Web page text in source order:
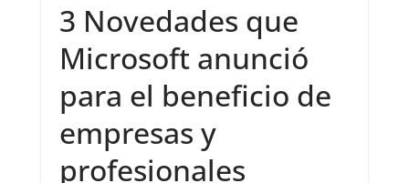
3 Novedades que
Microsoft anunció
para el beneficio de
empresas y
profesionales